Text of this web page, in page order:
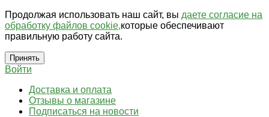
Продолжая использовать наш сайт, вы даете согласие на
обработку файлов cookie,которые обеспечивают
правильную работу сайта.
Принять
Войти
Доставка и оплата
Отзывы о магазине
Подписаться на новости